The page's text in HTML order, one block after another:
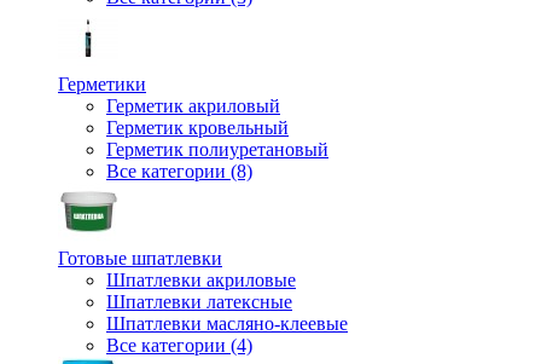
Герметики
Герметик акриловый
Герметик кровельный
Герметик полиуретановый
Все категории (8)
Готовые шпатлевки
Шпатлевки акриловые
Шпатлевки латексные
Шпатлевки масляно-клеевые
Все категории (4)